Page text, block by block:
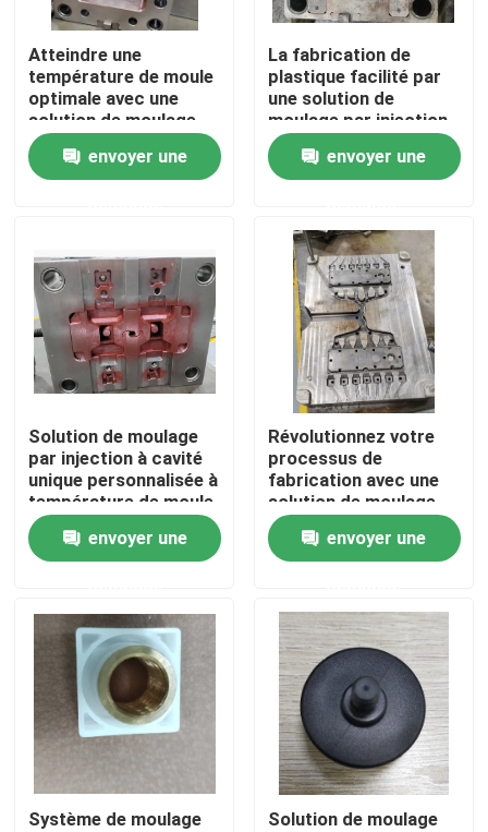
Produits
Vidéos
Visite d'usine
Contrôle de la qualité
Demande de soumission
pièces moulées par injection
pièces moulées en plastique
Moulage par injection de précision
Atteindre une
température de moule
optimale avec une
solution de moulage
par injection
envoyer une
La fabrication de
plastique facilité par
une solution de
moulage par injection
de finition de surface
lisse
envoyer une
Solution de moulage
par injection à cavité
unique personnalisée à
température de moule
de 150 à 200 °C
envoyer une
Révolutionnez votre
processus de
fabrication avec une
solution de moulage
par moulage sous
pressionenvoyer une
Système de moulage
Solution de moulage